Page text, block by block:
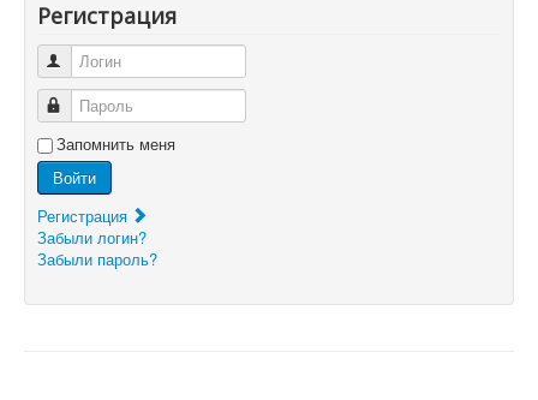
Регистрация
Логин
Пароль
Запомнить меня
Войти
Регистрация
Забыли логин?
Забыли пароль?